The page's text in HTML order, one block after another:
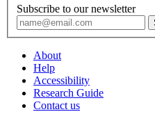
Subscribe to our newsletter
About
Help
Accessibility
Research Guide
Contact us